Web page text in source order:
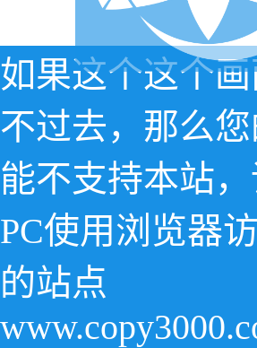
如果这个这个
不过去，那么
能不支持本站
PC使用浏览器
的站点